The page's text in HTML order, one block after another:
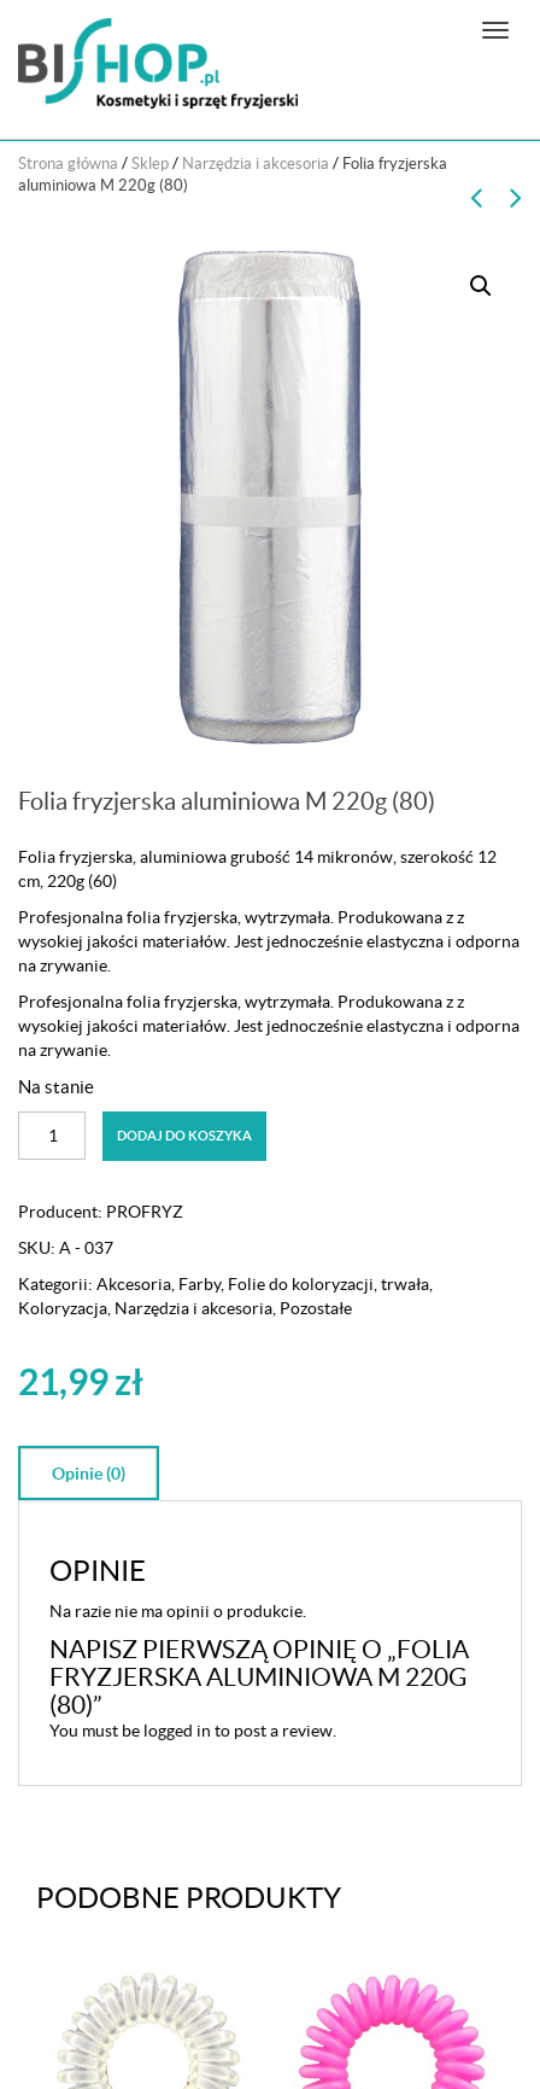
N
g
Strona główna / Sklep / Narzędzia i akcesoria / Folia fryzjerska
aluminiowa M 220g (80)
Folia fryzjerska aluminiowa M 220g (80)
Folia fryzjerska, aluminiowa grubość 14 mikronów, szerokość 12
cm, 220g (60)
Profesjonalna folia fryzjerska, wytrzymała. Produkowana z z
wysokiej jakości materiałów. Jest jednocześnie elastyczna i odporna
na zrywanie.
Profesjonalna folia fryzjerska, wytrzymała. Produkowana z z
wysokiej jakości materiałów. Jest jednocześnie elastyczna i odporna
na zrywanie.
Na stanie
aluminiowa
220g
(80)
DODAJ DO KOSZYKA
Producent: PROFRYZ
SKU: A - 037
Kategorii: Akcesoria Farby, Folie do koloryzacji, trwała
Koloryzacja Narzędzia i akcesoria Pozostałe
21,99zł
Opinie (0)
OPINIE
Na razie nie ma opinii o produkcie.
NAPISZ PIERWSZĄ OPINIĘ O „FOLIA
FRYZJERSKA ALUMINIOWA M 220G
(80)”
You must be logged in to post a review.
PODOBNE PRODUKTY